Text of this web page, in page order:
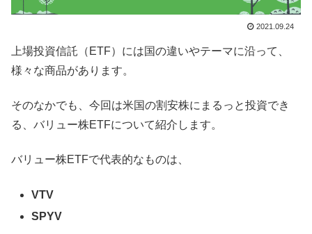
2021.09.24
上場投資信託（ETF）には国の違いやテーマに沿って、
様々な商品があります。
そのなかでも、今回は米国の割安株にまるっと投資でき
る、バリュー株ETFについて紹介します。
バリュー株ETFで代表的なものは、
VTV
SPYV